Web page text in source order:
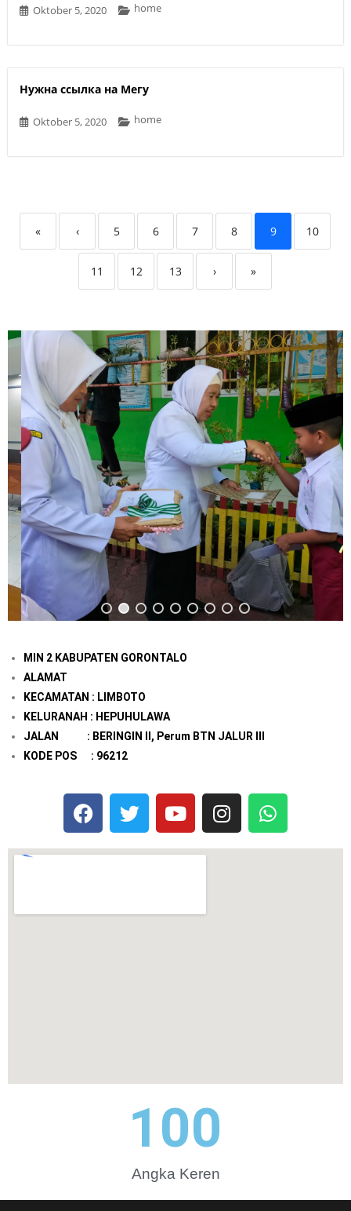
Oktober 5, 2020 home
Нужна ссылка на Мегу
Oktober 5, 2020 home
« ‹ 5 6 7 8 9 10
11 12 13 › »
MIN 2 KABUPATEN GORONTALO
ALAMAT
KECAMATAN : LIMBOTO
KELURANAH : HEPUHULAWA
JALAN : BERINGIN II, Perum BTN JALUR III
KODE POS : 96212
Angka Keren
100